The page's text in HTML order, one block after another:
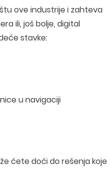
ove industrije i zahteva
ili, još bolje, digital
stavke:
u navigaciji
ćete doći do rešenja koje